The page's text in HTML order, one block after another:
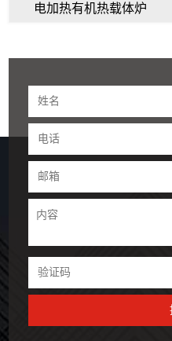
电加热有机热载体炉